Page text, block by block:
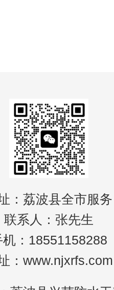
：荔波县全市服务
联系人：张先生
机：18551158288
：www.njxrfs.com